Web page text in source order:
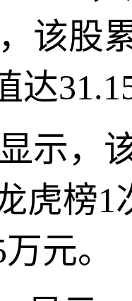
该股
达
示，
虎榜
元。